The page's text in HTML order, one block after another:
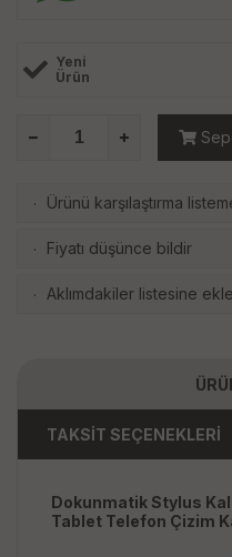
Yeni
Ürün
· Ürünü karşılaştırma
· Fiyatı düşünce bildir
· Aklımdakiler listesine ekle
TAKSİT SEÇENEKLERİ
Dokunmatik Stylus
Tablet Telefon Çizim